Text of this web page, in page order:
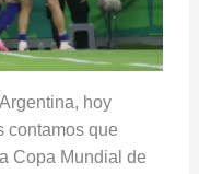
hoy
contamos que
Copa Mundial de